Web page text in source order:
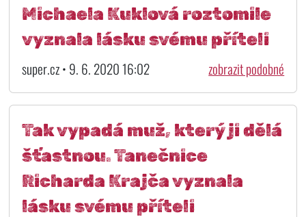
Michaela Kuklová roztomile
vyznala lásku svému příteli
super.cz • 9. 6. 2020 16:02 zobrazit podobné
Tak vypadá muž, který ji dělá
šťastnou. Tanečnice
Richarda Krajča vyznala
lásku svému příteli